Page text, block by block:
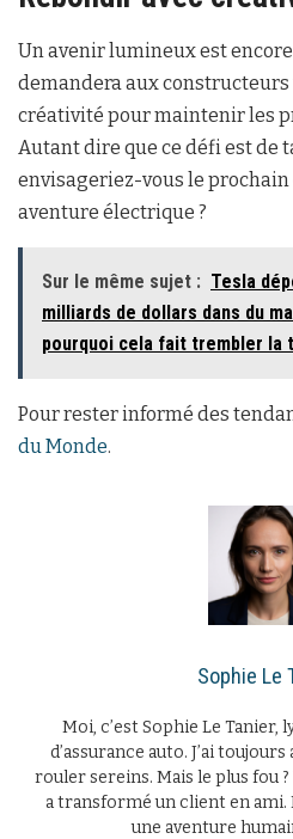
Un avenir lumineux est
demandera aux constructeurs
créativité pour maintenir les
Autant dire que ce défi est de
envisageriez-vous le
aventure électrique ?
Sur le même sujet : Tesla
milliards de dollars dans du
pourquoi cela fait trembler la
Pour rester informé des
du Monde.
Sophie Le
Moi, c’est Sophie Le Tanier,
d’assurance auto. J’ai
rouler sereins. Mais le plus fou
a transformé un client en ami.
une aventure